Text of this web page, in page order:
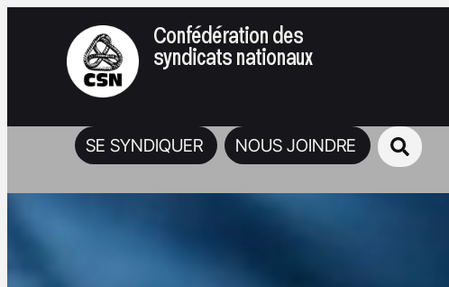
Confédération des
syndicats nationaux
SE SYNDIQUER NOUS JOINDRE